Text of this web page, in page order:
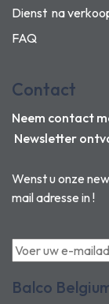
Dienst na
FAQ
Wenst u onze
mail adresse in !
Balco
Contact
Neem contact
Newsletter